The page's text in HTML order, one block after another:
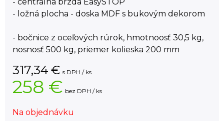
- ložná plocha - doska MDF s bukovým dekorom
- bočnice z oceľových rúrok, hmotnoosť 30,5 kg,
nosnosť 500 kg, priemer kolieska 200 mm
317,34 € s DPH / ks
258 € bez DPH / ks
Na objednávku